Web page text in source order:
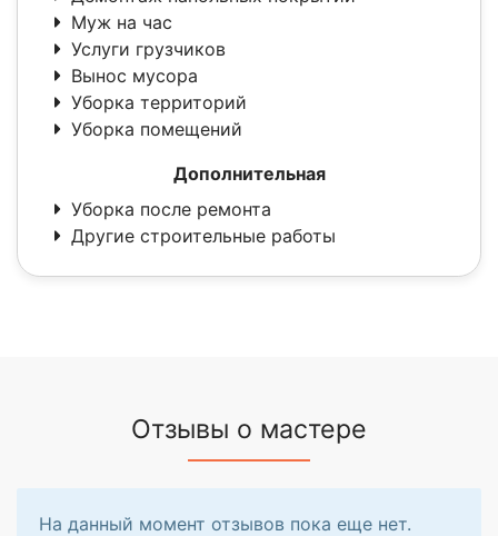
Муж на час
Услуги грузчиков
Вынос мусора
Уборка территорий
Уборка помещений
Дополнительная
Уборка после ремонта
Другие строительные работы
Отзывы о мастере
На данный момент отзывов пока еще нет.